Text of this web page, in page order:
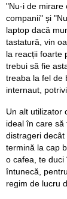
"Nu-i de mirare
companii" și
laptop dacă
tastatură, vin
la reacții foarte
trebui să fie
treaba la fel de
internaut,
Un alt utilizator
ideal în care să
distrageri
termină la cap
o cafea, te
întunecă,
regim de lucru